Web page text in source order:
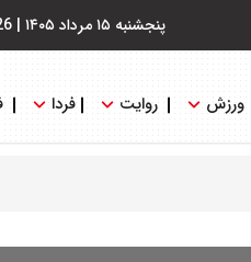
پنجشنبه ۱۵ مرداد ۱۴۰۵ |
ورزش روایت فردا